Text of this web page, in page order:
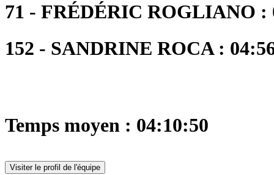
71 - FRÉDÉRIC ROGLIANO :
152 - SANDRINE ROCA :
Temps moyen : 04:10:50
Visiter le profil de l'équipe